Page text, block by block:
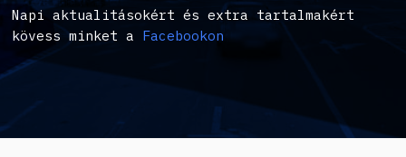
Napi aktualitásokért és extra tartalmakért
kövess minket a Facebookon